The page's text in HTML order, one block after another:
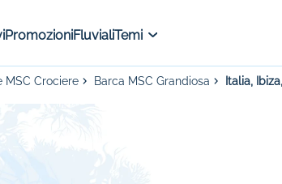
PromozioniFluvialiTemi
MSC Crociere Barca MSC Grandiosa Italia,